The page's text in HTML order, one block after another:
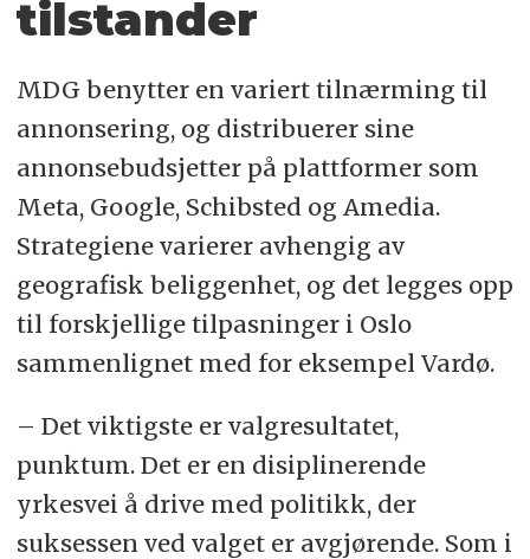
tilstander
MDG benytter en variert tilnærming til
annonsering, og distribuerer sine
annonsebudsjetter på plattformer som
Meta, Google, Schibsted og Amedia.
Strategiene varierer avhengig av
geografisk beliggenhet, og det legges opp
til forskjellige tilpasninger i Oslo
sammenlignet med for eksempel Vardø.
– Det viktigste er valgresultatet,
punktum. Det er en disiplinerende
yrkesvei å drive med politikk, der
suksessen ved valget er avgjørende. Som i